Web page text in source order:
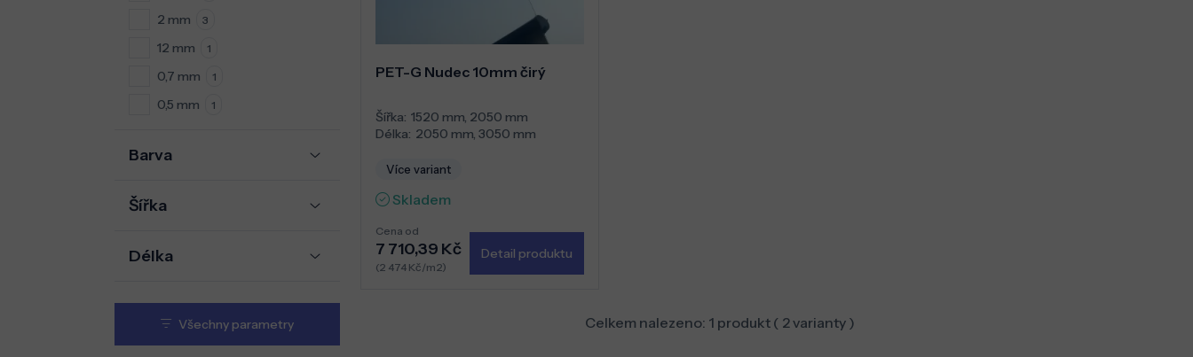
2 mm 3
12 mm 1
0,7 mm 1
0,5 mm 1
Barva
Šířka
Délka
Všechny parametry
PET-G Nudec 10mm čirý
Šířka: 1520 mm, 2050 mm
Délka: 2050 mm, 3050 mm
Více variant
Skladem
Cena od
7 710,39 Kč
(2 474 Kč/m2)
Detail produktu
Celkem nalezeno: 1 produkt ( 2varianty )